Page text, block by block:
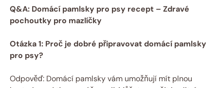
Q&A: Domácí pamlsky pro psy recept – Zdravé
pochoutky pro mazlíčky
Otázka 1: Proč je dobré připravovat domácí pamlsky
pro psy?
Odpověď: Domácí pamlsky vám umožňují mít plnou